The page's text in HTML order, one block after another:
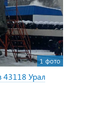
1 фото
43118 Урал